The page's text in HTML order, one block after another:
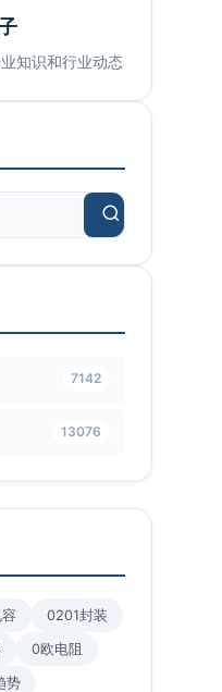
知识和行业动态
7142
13076
0201封装
0欧电阻
势